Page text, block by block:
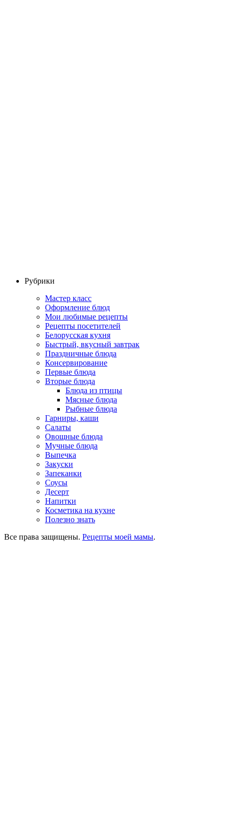
Рубрики
Мастер класс
Оформление блюд
Мои любимые рецепты
Рецепты посетителей
Белорусская кухня
Быстрый, вкусный завтрак
Праздничные блюда
Консервирование
Первые блюда
Вторые блюда
Блюда из птицы
Мясные блюда
Рыбные блюда
Гарниры, каши
Салаты
Овощные блюда
Мучные блюда
Выпечка
Закуски
Запеканки
Соусы
Десерт
Напитки
Косметика на кухне
Полезно знать
Все права защищены. Рецепты моей мамы.